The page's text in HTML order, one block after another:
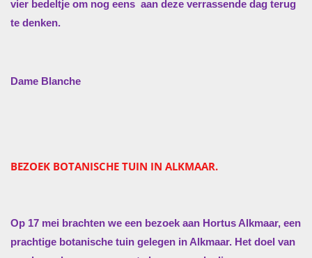
vier bedeltje om nog eens aan deze verrassende dag terug
te denken.
Dame Blanche
BEZOEK BOTANISCHE TUIN IN ALKMAAR.
Op 17 mei brachten we een bezoek aan Hortus Alkmaar, een
prachtige botanische tuin gelegen in Alkmaar. Het doel van